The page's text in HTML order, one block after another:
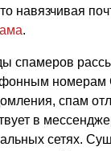
навязчивая
.
спамеров
спам
в
сетях.